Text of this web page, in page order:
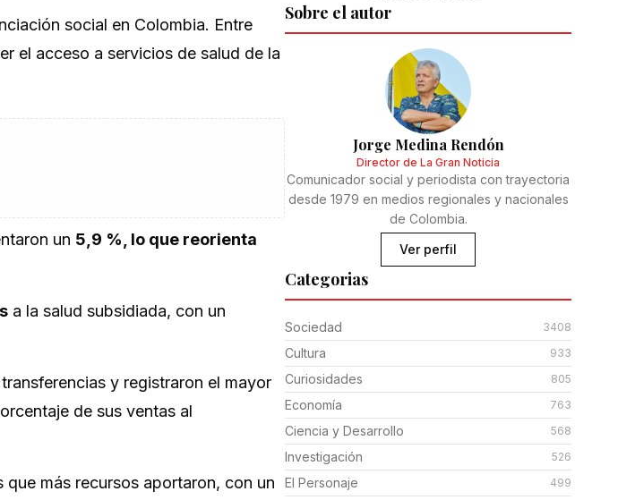
social en Colombia. Entre
el acceso a servicios de salud de la
un 5,9 %, lo que reorienta
a la salud subsidiada, con un
y registraron el mayor
de sus ventas al
más recursos aportaron, con un
Sobre el autor
Jorge Medina Rendón
Director de La Gran Noticia
Comunicador social y periodista con trayectoria
desde 1979 en medios regionales y nacionales
de Colombia.
Ver perfil
Categorias
Sociedad 3408
Cultura 933
Curiosidades 805
Economía 763
Ciencia y Desarrollo 568
Investigación 526
El Personaje 499